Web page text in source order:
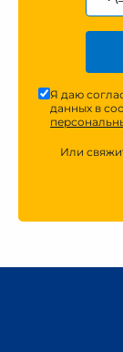
Я даю
данных в
Или